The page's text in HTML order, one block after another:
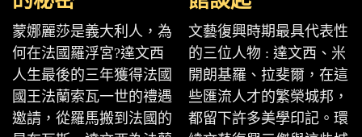
蒙娜麗莎是義大利人，為
何在法國羅浮宮?達文西
人生最後的三年獲得法國
國王法蘭索瓦一世的禮遇
邀請，從羅馬搬到法國的
文藝復興時期最具代表性
的三位人物 : 達文西、米
開朗基羅、拉斐爾，在這
些匯流人才的繁榮城邦，
都留下許多美學印記。環